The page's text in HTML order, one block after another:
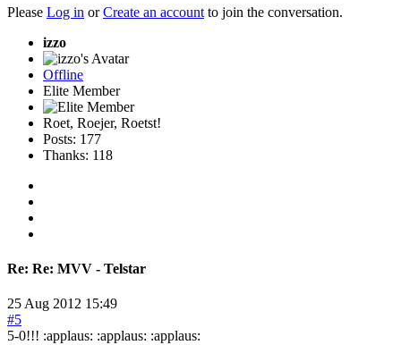
Please Log in orCreate an account to join the conversation.
izzo
Offline
Elite Member
Roet, Roejer, Roetst!
Posts: 177
Thanks: 118
Re: Re: MVV - Telstar
25 Aug 2012 15:49
#5
5-0!!! :applaus: :applaus: :applaus: